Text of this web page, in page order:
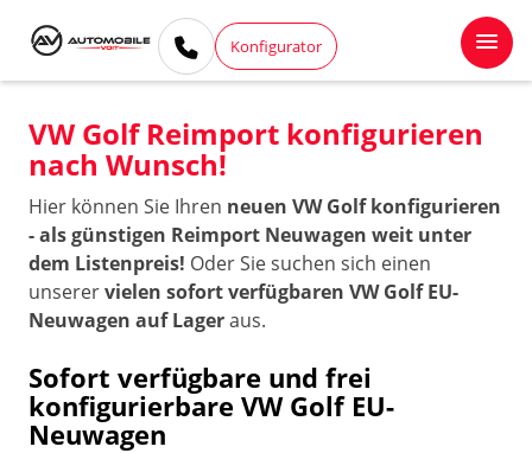
Konfigurator
VW Golf Reimport konfigurieren
nach Wunsch!
Hier können Sie Ihren neuen VW Golf konfigurieren
- als günstigen Reimport Neuwagen weit unter
dem Listenpreis! Oder Sie suchen sich einen
unserervielen sofort verfügbaren VW Golf EU-
Neuwagen auf Lageraus.
Sofort verfügbare und frei
konfigurierbare VW Golf EU-
Neuwagen